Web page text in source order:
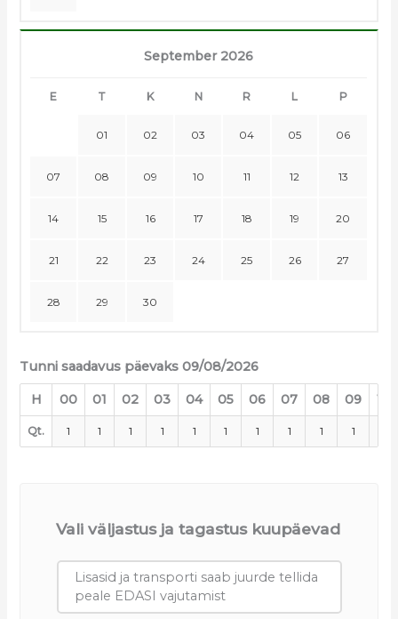
September 2026
E T K N R L P
01 02 03 04 05 06
07 08 09 10 11 12 13
14 15 16 17 18 19 20
21 22 23 24 25 26 27
28 29 30
Tunni saadavus päevaks 09/08/2026
H 00 01 02 03 04 05 06 07 08 09 10
Qt. 1 1 1 1 1 1 1 1 1 1
Vali väljastus ja tagastus kuupäevad
Lisasid ja transporti saab juurde tellida
peale EDASI vajutamist